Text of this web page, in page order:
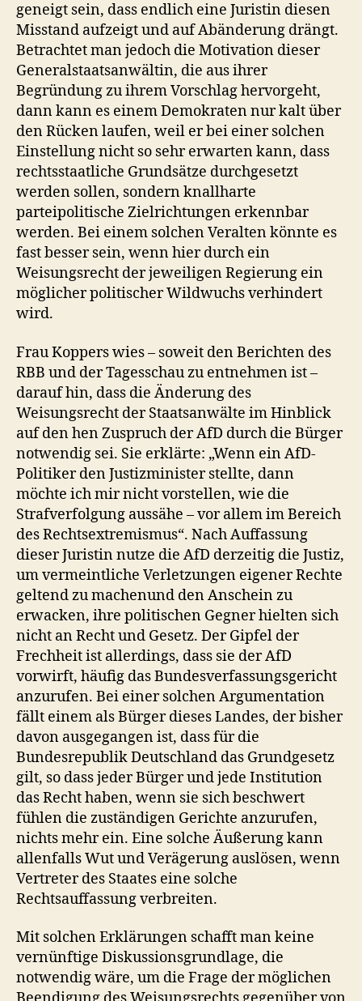
geneigt sein, dass endlich eine Juristin diesen
Misstand aufzeigt und auf Abänderung drängt.
Betrachtet man jedoch die Motivation dieser
Generalstaatsanwältin, die aus ihrer
Begründung zu ihrem Vorschlag hervorgeht,
dann kann es einem Demokraten nur kalt über
den Rücken laufen, weil er bei einer solchen
Einstellung nicht so sehr erwarten kann, dass
rechtsstaatliche Grundsätze durchgesetzt
werden sollen, sondern knallharte
parteipolitische Zielrichtungen erkennbar
werden. Bei einem solchen Veralten könnte es
fast besser sein, wenn hier durch ein
Weisungsrecht der jeweiligen Regierung ein
möglicher politischer Wildwuchs verhindert
wird.
Frau Koppers wies – soweit den Berichten des
RBB und der Tagesschau zu entnehmen ist –
darauf hin, dass die Änderung des
Weisungsrecht der Staatsanwälte im Hinblick
auf den hen Zuspruch der AfD durch die Bürger
notwendig sei. Sie erklärte: „Wenn ein AfD-
Politiker den Justizminister stellte, dann
möchte ich mir nicht vorstellen, wie die
Strafverfolgung aussähe – vor allem im Bereich
des Rechtsextremismus“. Nach Auffassung
dieser Juristin nutze die AfD derzeitig die Justiz,
um vermeintliche Verletzungen eigener Rechte
geltend zu machenund den Anschein zu
erwacken, ihre politischen Gegner hielten sich
nicht an Recht und Gesetz. Der Gipfel der
Frechheit ist allerdings, dass sie der AfD
vorwirft, häufig das Bundesverfassungsgericht
anzurufen. Bei einer solchen Argumentation
fällt einem als Bürger dieses Landes, der bisher
davon ausgegangen ist, dass für die
Bundesrepublik Deutschland das Grundgesetz
gilt, so dass jeder Bürger und jede Institution
das Recht haben, wenn sie sich beschwert
fühlen die zuständigen Gerichte anzurufen,
nichts mehr ein. Eine solche Äußerung kann
allenfalls Wut und Verägerung auslösen, wenn
Vertreter des Staates eine solche
Rechtsauffassung verbreiten.
Mit solchen Erklärungen schafft man keine
vernünftige Diskussionsgrundlage, die
notwendig wäre, um die Frage der möglichen